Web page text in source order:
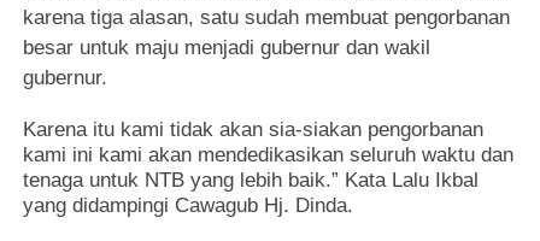
karena tiga alasan, satu sudah membuat pengorbanan
besar untuk maju menjadi gubernur dan wakil
gubernur.
Karena itu kami tidak akan sia-siakan pengorbanan
kami ini kami akan mendedikasikan seluruh waktu dan
tenaga untuk NTB yang lebih baik.” Kata Lalu Ikbal
yang didampingi Cawagub Hj. Dinda.